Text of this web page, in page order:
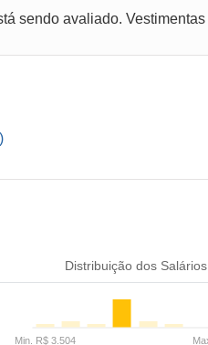
Distribuição dos Salários